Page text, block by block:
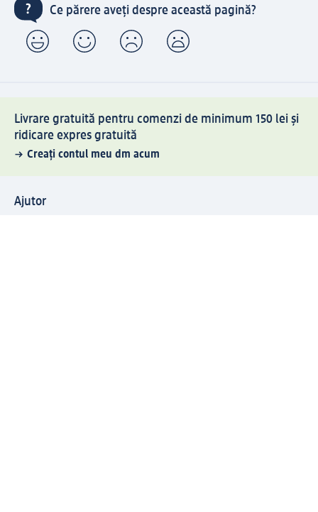
Ce părere aveți despre această pagină?
Livrare gratuită pentru comenzi de minimum 150 lei și
ridicare expres gratuită
Creați contul meu dm acum
Ajutor